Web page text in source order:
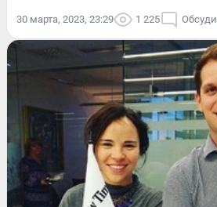
30 марта, 2023, 23:29 1 225